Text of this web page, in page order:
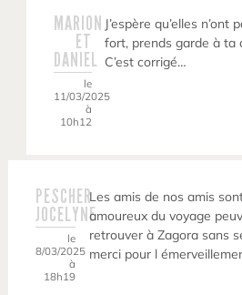
MARION
ET
DANIEL
le
11/03/2025
à
10h12
J’espère qu’elles
fort, prends garde à ta
C’est corrigé…
PESCHER
JOCELYNE
le
8/03/2025
à
18h19
Les amis de nos amis
amoureux du voyage
retrouver à Zagora sans
merci pour l